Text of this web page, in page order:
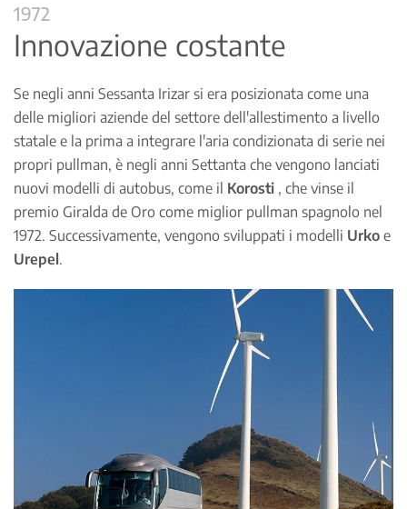
1972
Innovazione costante
Se negli anni Sessanta Irizar si era posizionata come una
delle migliori aziende del settore dell'allestimento a livello
statale e la prima a integrare l'aria condizionata di serie nei
propri pullman, è negli anni Settanta che vengono lanciati
nuovi modelli di autobus, come il Korosti , che vinse il
premio Giralda de Oro come miglior pullman spagnolo nel
1972. Successivamente, vengono sviluppati i modelli Urko e
Urepel.